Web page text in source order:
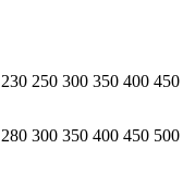
230 250 300 350 400 450
280 300 350 400 450 500